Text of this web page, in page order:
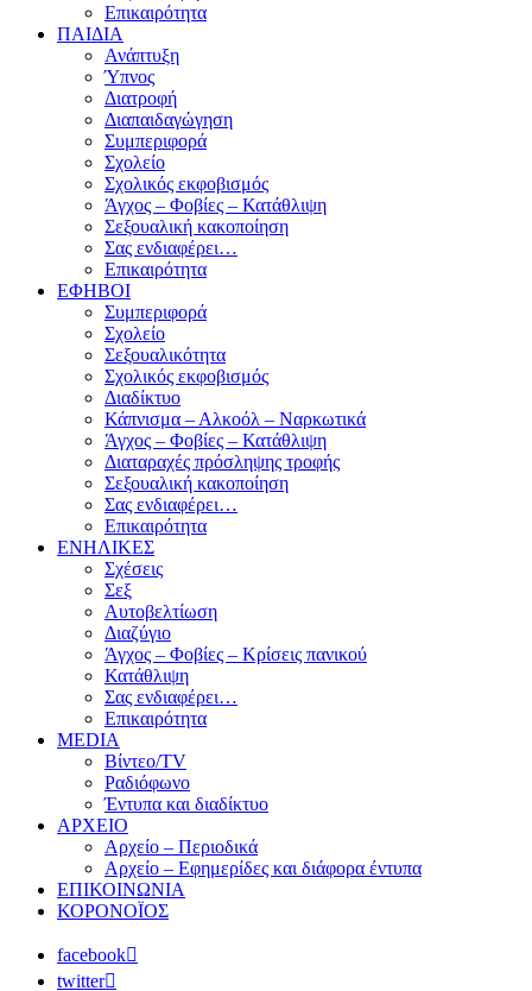
Επικαιρότητα
ΠΑΙΔΙΑ
Ανάπτυξη
Ύπνος
Διατροφή
Διαπαιδαγώγηση
Συμπεριφορά
Σχολείο
Σχολικός εκφοβισμός
Άγχος – Φοβίες – Κατάθλιψη
Σεξουαλική κακοποίηση
Σας ενδιαφέρει…
Επικαιρότητα
ΕΦΗΒΟΙ
Συμπεριφορά
Σχολείο
Σεξουαλικότητα
Σχολικός εκφοβισμός
Διαδίκτυο
Κάπνισμα – Αλκοόλ – Ναρκωτικά
Άγχος – Φοβίες – Κατάθλιψη
Διαταραχές πρόσληψης τροφής
Σεξουαλική κακοποίηση
Σας ενδιαφέρει…
Επικαιρότητα
ΕΝΗΛΙΚΕΣ
Σχέσεις
Σεξ
Αυτοβελτίωση
Διαζύγιο
Άγχος – Φοβίες – Κρίσεις πανικού
Κατάθλιψη
Σας ενδιαφέρει…
Επικαιρότητα
MEDIA
Βίντεο/TV
Ραδιόφωνο
Έντυπα και διαδίκτυο
ΑΡΧΕΙΟ
Αρχείο – Περιοδικά
Αρχείο – Εφημερίδες και διάφορα έντυπα
ΕΠΙΚΟΙΝΩΝΙΑ
ΚΟΡΟΝΟΪΟΣ
facebook
twitter